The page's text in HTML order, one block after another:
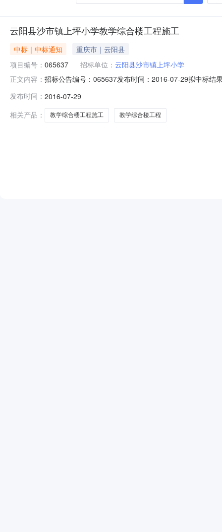
云阳县沙市镇上坪小学教学综合楼工程施工
中标｜中标通知
重庆市｜云阳县
项目编号： 065637 招标单位： 云阳县沙市镇上坪小学
正文内容： 招标公告编号：065637发布时间：2016-07-29拟中标
二中标候选人重庆和顺建筑工程有限公司第三中标候选
发布时间： 2016-07-29
相关产品：
教学综合楼工程施工 教学综合楼工程